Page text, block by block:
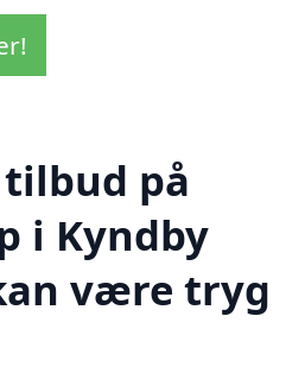
tilbud på
i Kyndby
være tryg